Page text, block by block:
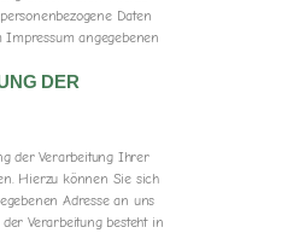
Daten
angegebenen
DER
der Verarbeitung Ihrer
Hierzu können Sie sich
Adresse an uns
Verarbeitung besteht in